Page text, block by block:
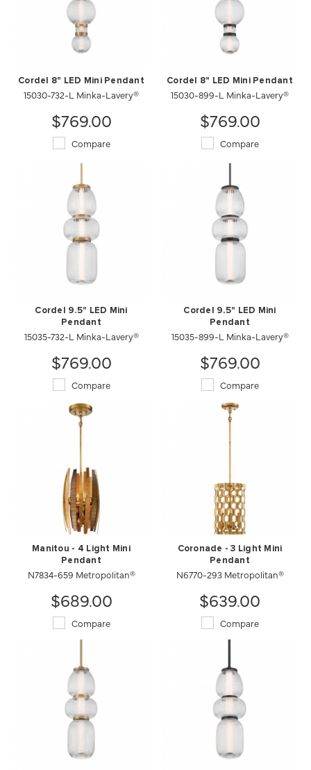
Cordel 8" LED Mini Pendant
15030-732-L Minka-Lavery®
$769.00
Compare
Cordel 8" LED Mini Pendant
15030-899-L Minka-Lavery®
$769.00
Compare
Cordel 9.5" LED Mini
Pendant
15035-732-L Minka-Lavery®
$769.00
Compare
Cordel 9.5" LED Mini
Pendant
15035-899-L Minka-Lavery®
$769.00
Compare
Manitou - 4 Light Mini
Pendant
N7834-659 Metropolitan®
$689.00
Compare
Coronade - 3 Light Mini
Pendant
N6770-293 Metropolitan®
$639.00
Compare